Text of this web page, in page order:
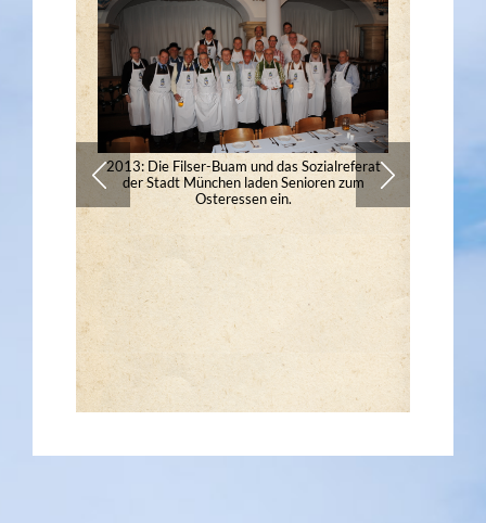
2013: Die Filser-Buam und das Sozialreferat
der Stadt München laden Senioren zum
Osteressen ein.